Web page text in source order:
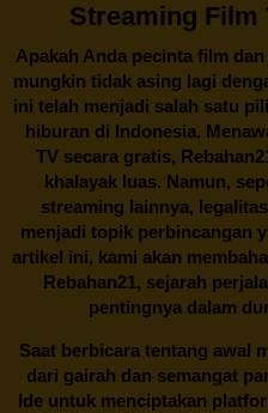
Streaming Film
Apakah Anda pecinta film
mungkin tidak asing lagi
ini telah menjadi salah satu
hiburan di Indonesia.
TV secara gratis,
khalayak luas. Namun,
streaming lainnya,
menjadi topik perbincangan
artikel ini, kami akan
Rebahan21, sejarah
pentingnya dalam
Saat berbicara tentang awal
dari gairah dan semangat
Ide untuk menciptakan